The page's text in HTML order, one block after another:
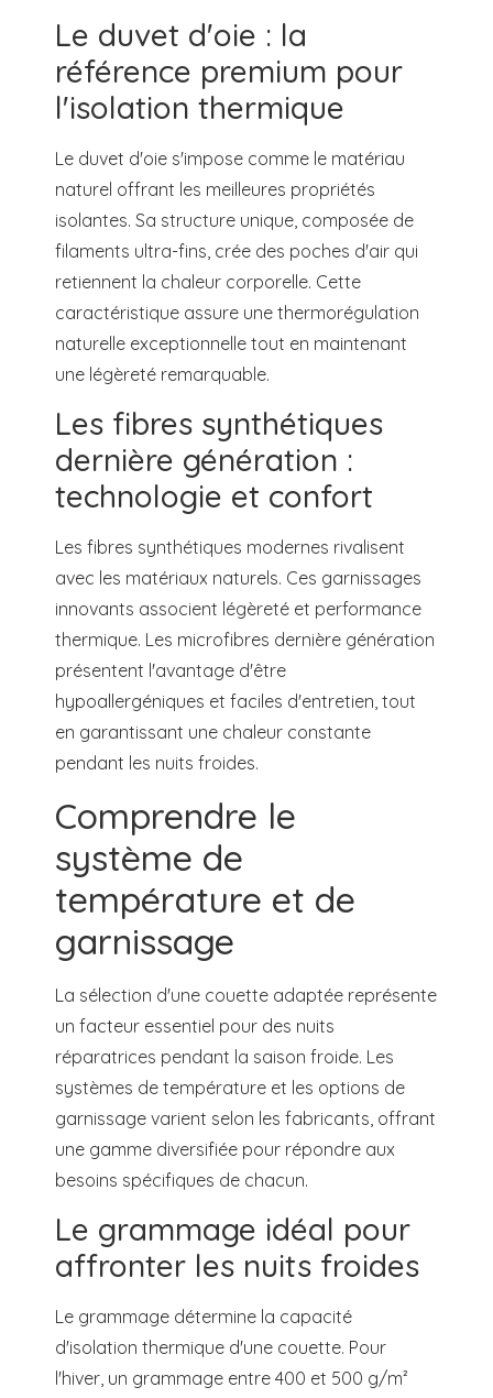
Le duvet d'oie : la
référence premium pour
l'isolation thermique
Le duvet d'oie s'impose comme le matériau
naturel offrant les meilleures propriétés
isolantes. Sa structure unique, composée de
filaments ultra-fins, crée des poches d'air qui
retiennent la chaleur corporelle. Cette
caractéristique assure une thermorégulation
naturelle exceptionnelle tout en maintenant
une légèreté remarquable.
Les fibres synthétiques
dernière génération :
technologie et confort
Les fibres synthétiques modernes rivalisent
avec les matériaux naturels. Ces garnissages
innovants associent légèreté et performance
thermique. Les microfibres dernière génération
présentent l'avantage d'être
hypoallergéniques et faciles d'entretien, tout
en garantissant une chaleur constante
pendant les nuits froides.
Comprendre le
système de
température et de
garnissage
La sélection d'une couette adaptée représente
un facteur essentiel pour des nuits
réparatrices pendant la saison froide. Les
systèmes de température et les options de
garnissage varient selon les fabricants, offrant
une gamme diversifiée pour répondre aux
besoins spécifiques de chacun.
Le grammage idéal pour
affronter les nuits froides
Le grammage détermine la capacité
d'isolation thermique d'une couette. Pour
l'hiver, un grammage entre 400 et 500 g/m²